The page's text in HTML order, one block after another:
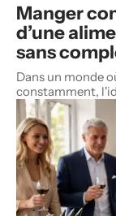
Manger
d’une
sans
Dans un monde
constamment,